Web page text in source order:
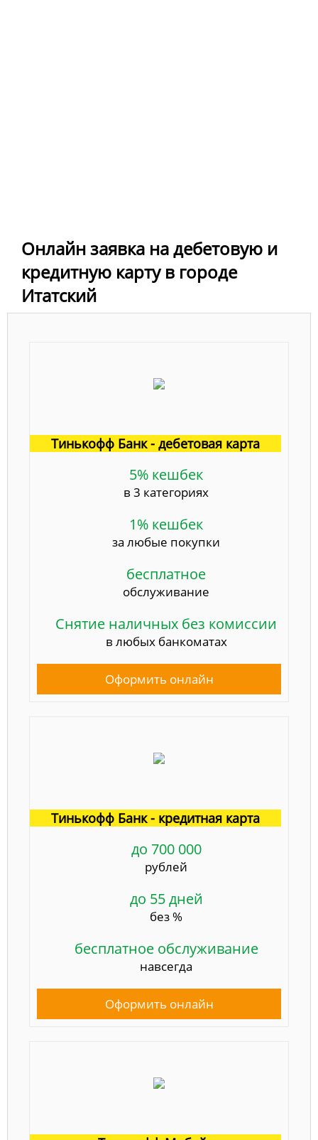
Онлайн заявка на дебетовую и
кредитную карту в городе
Итатский
Тинькофф Банк - дебетовая карта
5% кешбек
в 3 категориях
1% кешбек
за любые покупки
бесплатное
обслуживание
Снятие наличных без комиссии
в любых банкоматах
Оформить онлайн
Тинькофф Банк - кредитная карта
до 700 000
рублей
до 55 дней
без %
бесплатное обслуживание
навсегда
Оформить онлайн